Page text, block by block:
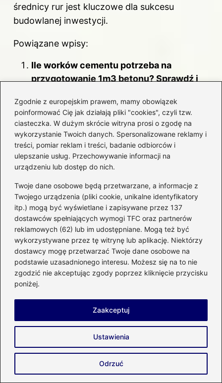
Zgodnie z europejskim prawem, mamy obowiązek
poinformować Cię jak działają pliki "cookies", czyli tzw.
ciasteczka. W dużym skrócie witryna prosi o zgodę na
wykorzystanie Twoich danych. Spersonalizowane reklamy i
treści, pomiar reklam i treści, badanie odbiorców i
ulepszanie usług. Przechowywanie informacji na
urządzeniu lub dostęp do nich.
Twoje dane osobowe będą przetwarzane, a informacje z
Twojego urządzenia (pliki cookie, unikalne identyfikatory
itp.) mogą być wyświetlane i zapisywane przez 137
dostawców spełniających wymogi TFC oraz partnerów
reklamowych (62) lub im udostępniane. Mogą też być
wykorzystywane przez tę witrynę lub aplikację. Niektórzy
dostawcy mogę przetwarzać Twoje dane osobowe na
podstawie uzasadnionego interesu. Możesz się na to nie
zgodzić nie akceptując zgody poprzez kliknięcie przycisku
poniżej.
Ustawienia
Odrzuć
Zaakceptuj
średnicy rur jest kluczowe dla sukcesu
budowlanej inwestycji.
Powiązane wpisy:
Ile worków cementu potrzeba na
przygotowanie 1m3 betonu? Sprawdź i
Sekrety układu oddechowego człowieka
– jak jest zbudowany i jak działa?
Prosty przewodnik: jak skutecznie
zamontować kotwy do betonu
skateparku?
Koszt budowy drogi dojazdowej – na co
warto zwrócić uwagę?
Jak obliczyć ilość betonu dla stropu
Vector? Praktyczny przewodnik
Czy styropian jest skutecznym
Jak właściwie wybrać rurę do
fundamentu, by zapewnić trwałość
Jak wznosić trwałe fundamenty z
kamienia naturalnego?